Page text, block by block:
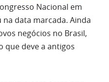
Nacional em
data marcada. Ainda
negócios no Brasil,
que deve a antigos